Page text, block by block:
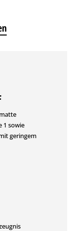
1 sowie
geringem